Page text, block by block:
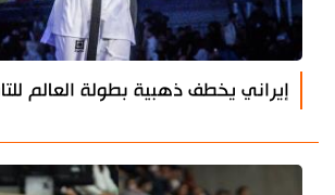
إيراني يخطف ذهبية بطولة العالم